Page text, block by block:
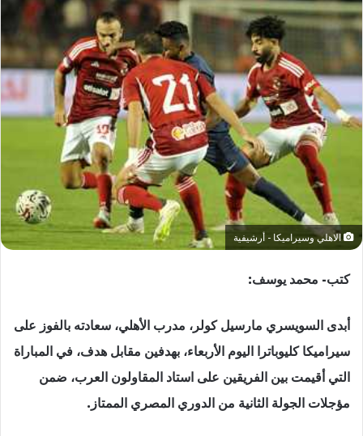
الاهلي وسيراميكا - أرشيفية
كتب- محمد يوسف:
أبدى السويسري مارسيل كولر، مدرب الأهلي، سعادته بالفوز على
سيراميكا كليوباترا اليوم الأربعاء، بهدفين مقابل هدف، في المباراة
التي أقيمت بين الفريقين على استاد المقاولون العرب، ضمن
مؤجلات الجولة الثانية من الدوري المصري الممتاز.